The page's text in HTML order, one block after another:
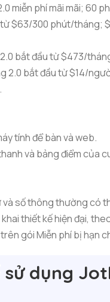
miễn phí mãi mãi; 60
từ $63/300 phút/
bắt đầu từ $473/
2.0 bắt đầu từ $14/
tính để bàn và web.
và bảng điểm của
số thông thường có
thiết kế hiện đại,
gói Miễn phí bị hạn
dụng